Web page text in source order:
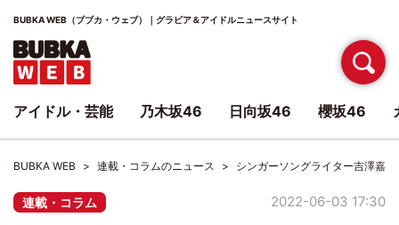
BUBKA WEB（ブブカ・ウェブ）｜グラビア＆アイドルニュースサイト
BUBKA WEB 連載・コラムのニュース シンガーソングライター吉澤嘉
連載・コラム 2022-06-03 17:30
アイドル・芸能 乃木坂46 日向坂46 櫻坂46